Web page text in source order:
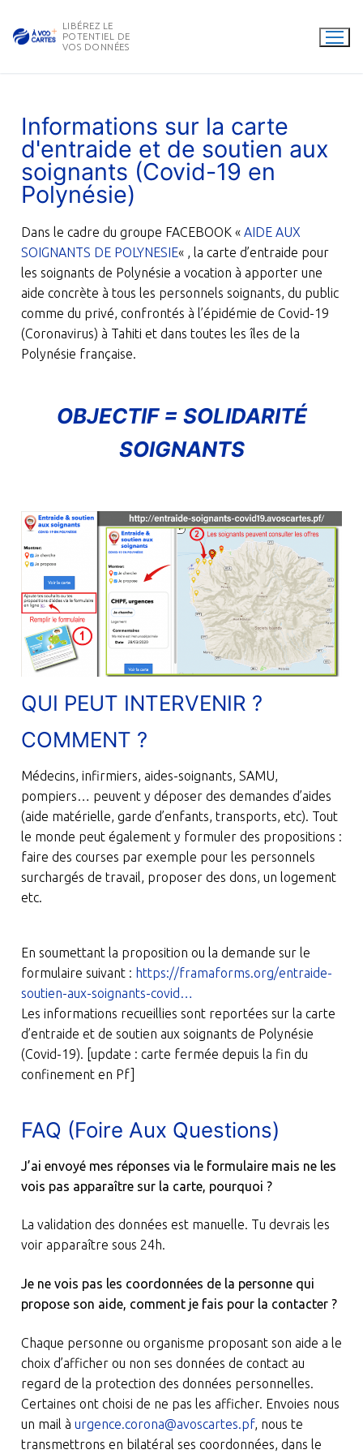
LIBÉREZ LE
POTENTIEL DE
VOS DONNÉES
Informations sur la carte
d'entraide et de soutien aux
soignants (Covid-19 en
Polynésie)
Dans le cadre du groupe FACEBOOK « AIDE AUX
SOIGNANTS DE POLYNESIE« , la carte d’entraide pour
les soignants de Polynésie a vocation à apporter une
aide concrète à tous les personnels soignants, du public
comme du privé, confrontés à l’épidémie de Covid-19
(Coronavirus) à Tahiti et dans toutes les îles de la
Polynésie française.
OBJECTIF = SOLIDARITÉ
SOIGNANTS
QUI PEUT INTERVENIR ?
COMMENT ?
Médecins, infirmiers, aides-soignants, SAMU,
pompiers… peuvent y déposer des demandes d’aides
(aide matérielle, garde d’enfants, transports, etc). Tout
le monde peut également y formuler des propositions :
faire des courses par exemple pour les personnels
surchargés de travail, proposer des dons, un logement
etc.
En soumettant la proposition ou la demande sur le
formulaire suivant : https://framaforms.org/entraide-
soutien-aux-soignants-covid…
Les informations recueillies sont reportées sur la carte
d’entraide et de soutien aux soignants de Polynésie
(Covid-19). [update : carte fermée depuis la fin du
confinement en Pf]
FAQ (Foire Aux Questions)
J’ai envoyé mes réponses via le formulaire mais ne les
vois pas apparaître sur la carte, pourquoi ?
La validation des données est manuelle. Tu devrais les
voir apparaître sous 24h.
Je ne vois pas les coordonnées de la personne qui
propose son aide, comment je fais pour la contacter ?
Chaque personne ou organisme proposant son aide a le
choix d’afficher ou non ses données de contact au
regard de la protection des données personnelles.
Certaines ont choisi de ne pas les afficher. Envoies nous
un mail à urgence.corona@avoscartes.pf, nous te
transmettrons en bilatéral ses coordonnées, dans le